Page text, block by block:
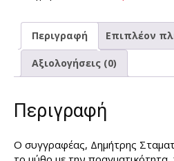
ποσότητα
Περιγραφή Επιπλέον
Αξιολογήσεις (0)
Περιγραφή
Ο συγγραφέας, Δημήτρης